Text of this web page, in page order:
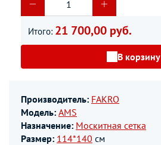
Итого: 21 700,00 руб.
В корзину
Производитель: FAKRO
Модель: AMS
Назначение: Москитная сетка
Размер: 114*140 см